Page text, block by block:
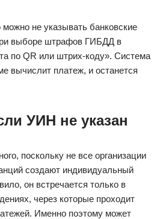
не указывать банковские
выборе штрафов ГИБДД в
по QR или штрих-коду». Система
вычислит платеж, и останется
УИН не указан
поскольку не все организации
создают индивидуальный
он встречается только в
через которые проходит
Именно поэтому может